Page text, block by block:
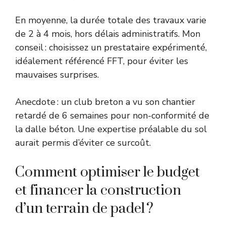
En moyenne, la durée totale des travaux varie
de 2 à 4 mois, hors délais administratifs. Mon
conseil : choisissez un prestataire expérimenté,
idéalement référencé FFT, pour éviter les
mauvaises surprises.
Anecdote : un club breton a vu son chantier
retardé de 6 semaines pour non-conformité de
la dalle béton. Une expertise préalable du sol
aurait permis d’éviter ce surcoût.
Comment optimiser le budget
et financer la construction
d’un terrain de padel ?